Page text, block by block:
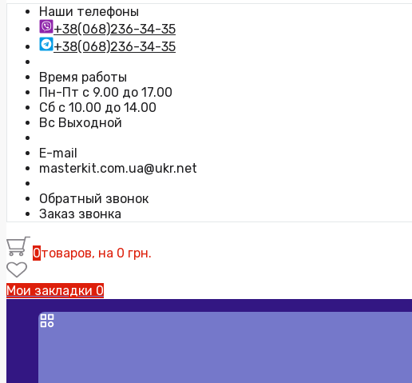
Наши телефоны
+38(068)236-34-35
+38(068)236-34-35
Время работы
Пн-Пт с 9.00 до 17.00
Сб с 10.00 до 14.00
Вс Выходной
E-mail
masterkit.com.ua@ukr.net
Обратный звонок
Заказ звонка
0товаров, на 0 грн.
Мои закладки 0